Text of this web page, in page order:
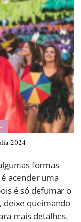
2024
formas
acender uma
é só defumar o
deixe queimando
mais detalhes.